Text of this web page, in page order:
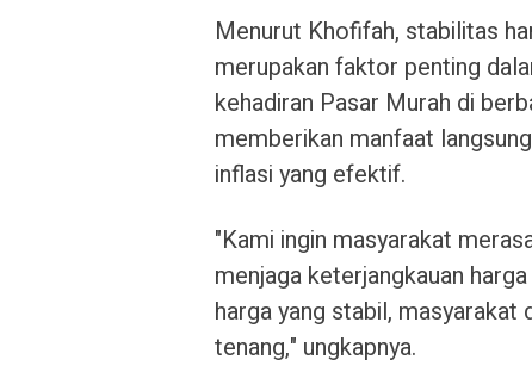
Menurut Khofifah, stabilitas
merupakan faktor penting
kehadiran Pasar Murah di
memberikan manfaat
inflasi yang efektif.
"Kami ingin masyarakat
menjaga keterjangkauan
harga yang stabil, masyarakat
tenang," ungkapnya.